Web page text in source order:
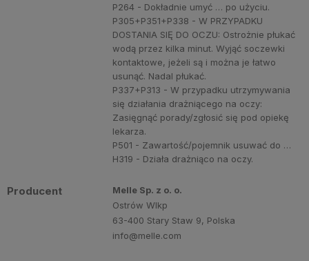
P264 - Dokładnie umyć … po użyciu.
P305+P351+P338 - W PRZYPADKU
DOSTANIA SIĘ DO OCZU: Ostrożnie płukać
wodą przez kilka minut. Wyjąć soczewki
kontaktowe, jeżeli są i można je łatwo
usunąć. Nadal płukać.
P337+P313 - W przypadku utrzymywania
się działania drażniącego na oczy:
Zasięgnąć porady/zgłosić się pod opiekę
lekarza.
P501 - Zawartość/pojemnik usuwać do …
H319 - Działa drażniąco na oczy.
Producent
Melle Sp. z o. o.
Ostrów Wlkp
63-400 Stary Staw 9, Polska
info@melle.com